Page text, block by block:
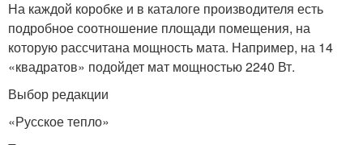
На каждой коробке и в каталоге производителя есть
подробное соотношение площади помещения, на
которую рассчитана мощность мата. Например, на 14
«квадратов» подойдет мат мощностью 2240 Вт.
Выбор редакции
«Русское тепло»